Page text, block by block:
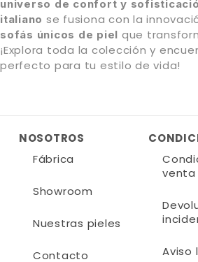
universo de confort y
italiano se fusiona con la
sofás únicos de piel que
¡Explora toda la colección y
perfecto para tu estilo de vida!
NOSOTROS
Fábrica
Showroom
Nuestras pieles
Contacto
venta
Aviso